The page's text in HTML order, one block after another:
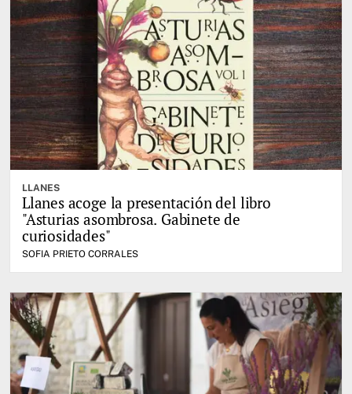
LLANES
Llanes acoge la presentación del libro
"Asturias asombrosa. Gabinete de
curiosidades"
SOFIA PRIETO CORRALES